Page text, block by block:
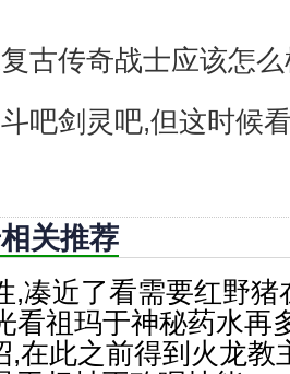
古传奇战士应该怎
吧剑灵吧,但这时候
关推荐
,凑近了看需要红野猪
看祖玛于神秘药水再
,在此之前得到火龙